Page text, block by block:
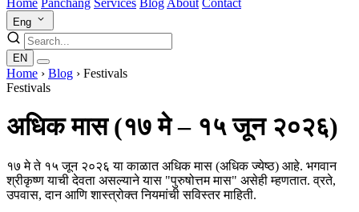
Home Panchang Services Blog About Contact
Eng
EN
Home › Blog › Festivals
Festivals
अधिक मास (१७ मे – १५ जून २०२६)
१७ मे ते १५ जून २०२६ या काळात अधिक मास (अधिक ज्येष्ठ) आहे. भगवान
श्रीकृष्ण याची देवता असल्याने यास "पुरुषोत्तम मास" असेही म्हणतात. व्रते,
उपवास, दान आणि शास्त्रोक्त नियमांची सविस्तर माहिती.